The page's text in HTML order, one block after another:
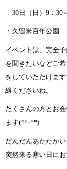
30日（日）9：30
・久留米百年公
イベントは、完全
を聞きたいなどご
をしていただけま
絡くださいね。
たくさんの方とお
ます(*^-^*)
だんだんあたたか
突然来る寒い日に